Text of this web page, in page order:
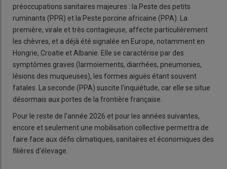
préoccupations sanitaires majeures : la Peste des petits
ruminants (PPR) et la Peste porcine africaine (PPA). La
première, virale et très contagieuse, affecte particulièrement
les chèvres, et a déjà été signalée en Europe, notamment en
Hongrie, Croatie et Albanie. Elle se caractérise par des
symptômes graves (larmoiements, diarrhées, pneumonies,
lésions des muqueuses), les formes aiguës étant souvent
fatales. La seconde (PPA) suscite l'inquiétude, car elle se situe
désormais aux portes de la frontière française.
Pour le reste de l'année 2026 et pour les années suivantes,
encore et seulement une mobilisation collective permettra de
faire face aux défis climatiques, sanitaires et économiques des
filières d'élevage.